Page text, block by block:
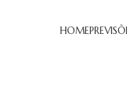
HOME